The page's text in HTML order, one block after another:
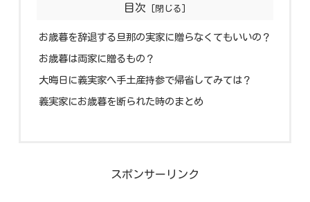
目次
お歳暮を辞退する旦那の実家に贈らなくてもいいの？
お歳暮は両家に贈るもの？
大晦日に義実家へ手土産持参で帰省してみては？
義実家にお歳暮を断られた時のまとめ
スポンサーリンク